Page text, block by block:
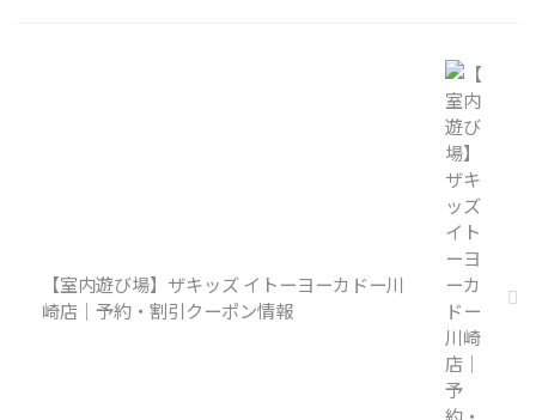
【室内遊び場】ザキッズ イトーヨーカドー川
崎店｜予約・割引クーポン情報